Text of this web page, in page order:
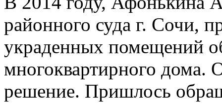
районного суда г. Сочи,
украденных помещений
многоквартирного дома.
решение. Пришлось